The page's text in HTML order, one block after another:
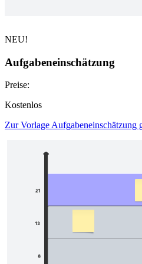
NEU!
Aufgabeneinschätzung
Preise:
Kostenlos
Zur Vorlage Aufgabeneinschätzung